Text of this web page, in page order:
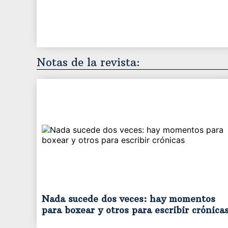
Notas de la revista:
Nada sucede dos veces: hay momentos
para boxear y otros para escribir